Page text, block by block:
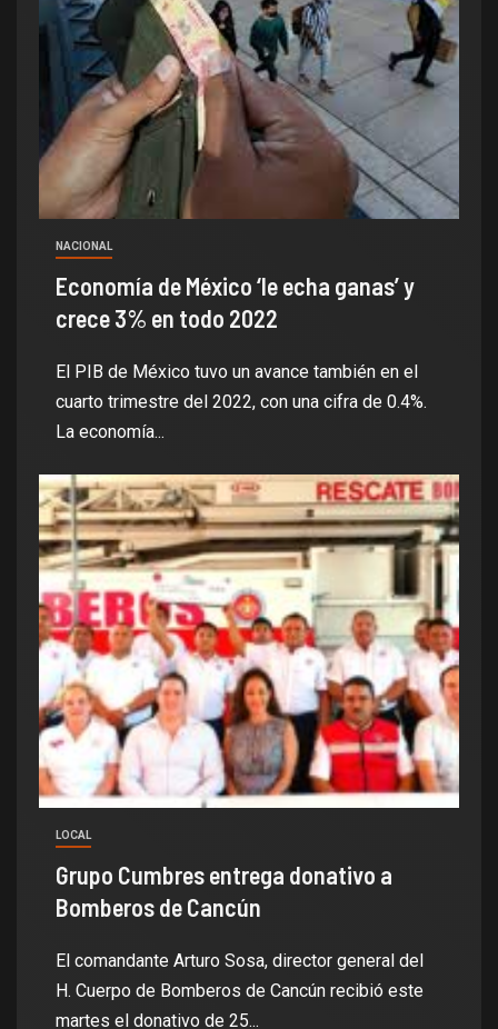
NACIONAL
Economía de México ‘le echa ganas’ y
crece 3% en todo 2022
El PIB de México tuvo un avance también en el
cuarto trimestre del 2022, con una cifra de 0.4%.
La economía...
LOCAL
Grupo Cumbres entrega donativo a
Bomberos de Cancún
El comandante Arturo Sosa, director general del
H. Cuerpo de Bomberos de Cancún recibió este
martes el donativo de 25...